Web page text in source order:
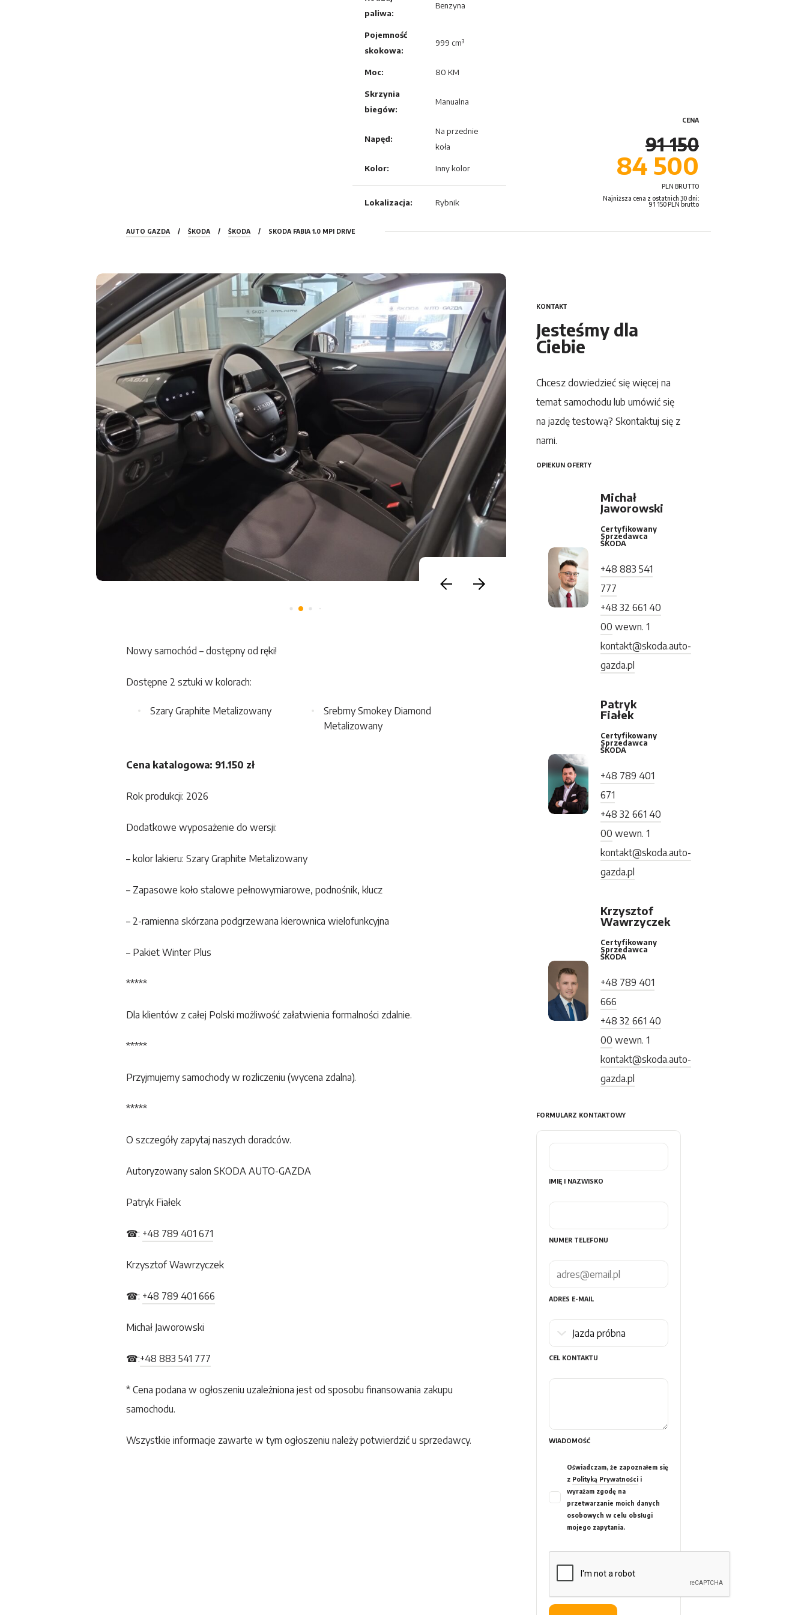
paliwa:
Benzyna
Pojemność
skokowa:
999 cm³
Moc: 80 KM
Skrzynia
biegów:
Manualna
Napęd:
Na przednie
koła
Kolor: Inny kolor
Lokalizacja: Rybnik
CENA
91 150
84 500
PLN BRUTTO
Najniższa cena z ostatnich 30 dni:
91 150 PLN brutto
AUTO GAZDA / ŠKODA / ŠKODA / SKODA FABIA 1.0 MPI DRIVE
Nowy samochód – dostępny od ręki!
Dostępne 2 sztuki w kolorach:
Szary Graphite Metalizowany
Srebrny Smokey Diamond
Metalizowany
Cena katalogowa: 91.150 zł
Rok produkcji: 2026
Dodatkowe wyposażenie do wersji:
– kolor lakieru: Szary Graphite Metalizowany
– Zapasowe koło stalowe pełnowymiarowe, podnośnik, klucz
– 2-ramienna skórzana podgrzewana kierownica wielofunkcyjna
– Pakiet Winter Plus
*****
Dla klientów z całej Polski możliwość załatwienia formalności zdalnie.
*****
Przyjmujemy samochody w rozliczeniu (wycena zdalna).
*****
O szczegóły zapytaj naszych doradców.
Autoryzowany salon SKODA AUTO-GAZDA
Patryk Fiałek
☎: +48 789 401 671
Krzysztof Wawrzyczek
☎: +48 789 401 666
Michał Jaworowski
☎:+48 883 541 777
* Cena podana w ogłoszeniu uzależniona jest od sposobu finansowania zakupu
samochodu.
Wszystkie informacje zawarte w tym ogłoszeniu należy potwierdzić u sprzedawcy.
KONTAKT
Jesteśmy dla
Ciebie
Chcesz dowiedzieć się więcej na
temat samochodu lub umówić się
na jazdę testową? Skontaktuj się z
nami.
OPIEKUN OFERTY
Michał
Jaworowski
Certyfikowany
Sprzedawca
ŠKODA
+48 883 541
777
+48 32 661 40
00 wewn. 1
kontakt@skoda.auto-
gazda.pl
Patryk
Fiałek
Certyfikowany
Sprzedawca
ŠKODA
+48 789 401
671
+48 32 661 40
00 wewn. 1
kontakt@skoda.auto-
gazda.pl
Krzysztof
Wawrzyczek
Certyfikowany
Sprzedawca
ŠKODA
+48 789 401
666
+48 32 661 40
00 wewn. 1
kontakt@skoda.auto-
gazda.pl
FORMULARZ KONTAKTOWY
IMIĘ I NAZWISKO
NUMER TELEFONU
ADRES E-MAIL
CEL KONTAKTU
WIADOMOŚĆ
Oświadczam, że zapoznałem się
z Polityką Prywatnościi
wyrażam zgodę na
przetwarzanie moich danych
osobowych w celu obsługi
mojego zapytania.